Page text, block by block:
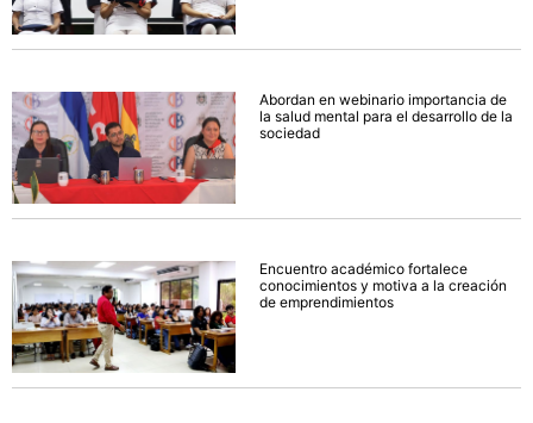
Abordan en webinario importancia de
la salud mental para el desarrollo de la
sociedad
Encuentro académico fortalece
conocimientos y motiva a la creación
de emprendimientos